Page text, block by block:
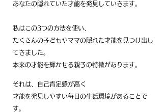
あなたの隠れていた才能を発見していきます。
私はこの3つの方法を使い、
たくさんの子どもやママの隠れた才能を見つけ出し
てきました。​
本来の才能を輝かせる親子の特徴があります。
それは、自己肯定感が高く
才能を発見しやすい毎日の生活環境があることで
す。